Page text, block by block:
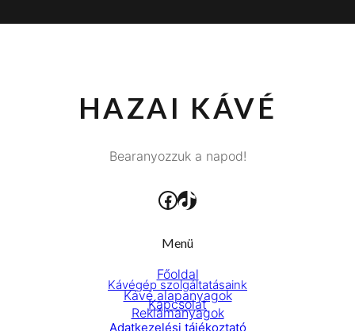
HAZAI KÁVÉ
Bearanyozzuk a napod!
Facebook TikTok
Menü
Főoldal
Kávégép szolgáltatásaink
Kávé alapanyagok
Kapcsolat
Reklámanyagok
Adatkezelési tájékoztató